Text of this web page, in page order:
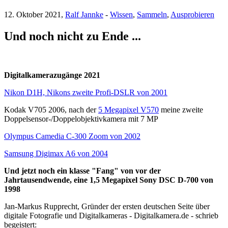
12. Oktober 2021, Ralf Jannke - Wissen, Sammeln, Ausprobieren
Und noch nicht zu Ende ...
Digitalkamerazugänge 2021
Nikon D1H, Nikons zweite Profi-DSLR von 2001
Kodak V705 2006, nach der 5 Megapixel V570 meine zweite
Doppelsensor-/Doppelobjektivkamera mit 7 MP
Olympus Camedia C-300 Zoom von 2002
Samsung Digimax A6 von 2004
Und jetzt noch ein klasse "Fang" von vor der
Jahrtausendwende, eine 1,5 Megapixel Sony DSC D-700 von
1998
Jan-Markus Rupprecht, Gründer der ersten deutschen Seite über
digitale Fotografie und Digitalkameras - Digitalkamera.de - schrieb
begeistert: